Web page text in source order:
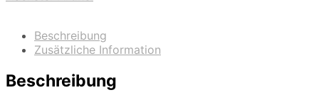
Beschreibung
Zusätzliche Information
Beschreibung